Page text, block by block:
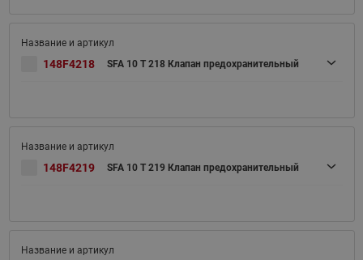
148F4218 SFA 10 T 218 Клапан предохранительный
148F4219 SFA 10 T 219 Клапан предохранительный